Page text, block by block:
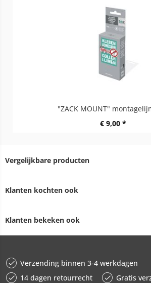
"ZACK MOUNT"
€ 9,00 *
Vergelijkbare producten
Klanten kochten ook
Klanten bekeken ook
Verzending binnen 3-4 werkdagen
14 dagen retourrecht
Gratis